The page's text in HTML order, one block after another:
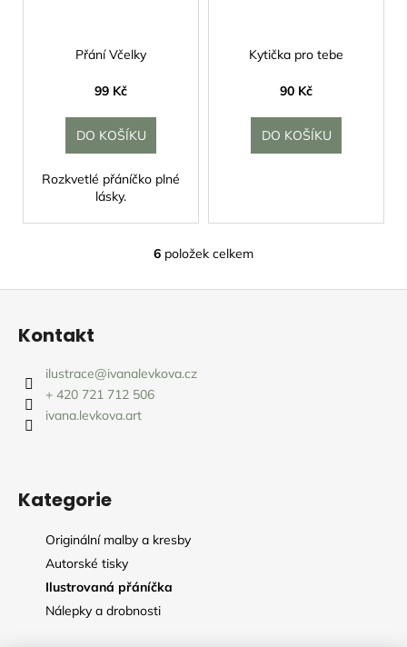
Přání Včelky
99 Kč
DO KOŠÍKU
Rozkvetlé přáníčko plné
lásky.
Kytička pro tebe
90 Kč
DO KOŠÍKU
O
v
6 položek celkem
Z
Kontakt
ilustrace@ivanalevkova.cz
+ 420 721 712 506
ivana.levkova.art
Kategorie
Originální malby a kresby
Autorské tisky
Ilustrovaná přáníčka
Nálepky a drobnosti